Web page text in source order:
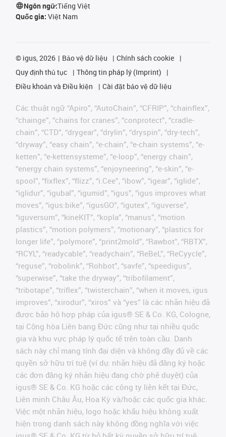
Ngôn ngữ:Tiếng Việt
Quốc gia: Việt Nam
© igus, 2026 Bảo vệ dữ liệu
Chính sách cookie
Quy định thủ tục
Thông tin pháp lý (Imprint)
Điều khoản và Điều kiện
Cài đặt bảo vệ dữ liệu
Các thuật ngữ “Apiro”, “AutoChain”, “CFRIP”, “chainflex”,
“chainge”, “chains for cranes”, “conprotect”, “cradle-
chain”, “CTD”, “drygear”, “drylin”, “dryspin”, “dry-tech”,
“dryway”, “easy chain”, “e-chain”, “e-chain systems”, “e-
ketten”, “e-kettensysteme”, “e-loop”, “energy chain”,
“energy chain systems”, “enjoyneering”, “e-skin”, “e-
spool”, “fixflex”, “flizz”, “i.Cee”, “ibow”, “igear”, “iglide”,
“iglidur”, “igubal”, “igumid”, “igus”, “igus improves what
moves”, “igus:bike”, “igusGO”, “igutex”, “iguverse”,
“iguversum”, “kineKIT”, “kopla”, “manus”, “motion
plastics”, “motion polymers”, “motionary”, “plastics for
longer life”, “polymore”, “print2mold”, “Rawbot”, “RBTX”,
“RCYL”, “readycable”, “readychain”, “ReBeL”, “ReCyycle”,
“reguse”, “robolink”, “Rohbot”, “savfe”, “speedigus”,
“superwise”, “take the dryway”, “tribofilament”,
“tribotape”, “triflex”, “twisterchain”, “when it moves, igus
improves”, “xirodur”, “xiros” và “yes” là các nhãn hiệu đã
được bảo hộ hợp pháp của igus® SE & Co. KG, Cologne,
tại Cộng hòa Liên bang Đức cũng như tại nhiều quốc
gia và khu vực pháp lý quốc tế trên toàn cầu. Danh
sách này chỉ mang tính đại diện và không đầy đủ về các
quyền sở hữu trí tuệ (ví dụ: nhãn hiệu đã đăng ký hoặc
các đơn đăng ký nhãn hiệu đang chờ phê duyệt) của
igus® SE & Co. KG hoặc các công ty liên kết tại Đức,
Liên minh Châu Âu, Hoa Kỳ và/hoặc các quốc gia khác.
Việc một nhãn hiệu, logo hoặc khẩu hiệu không xuất
hiện trong danh sách này không đồng nghĩa với việc